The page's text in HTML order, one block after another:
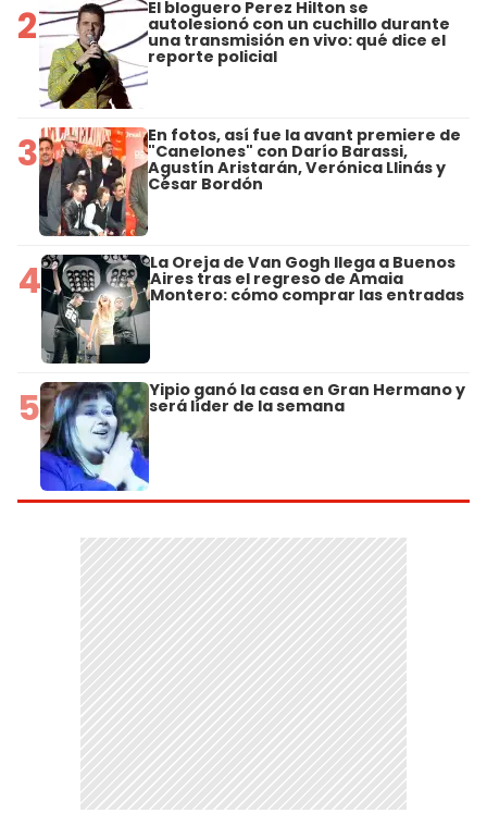
2 El bloguero Perez Hilton se
autolesionó con un cuchillo durante
una transmisión en vivo: qué dice el
reporte policial
3 En fotos, así fue la avant premiere de
"Canelones" con Darío Barassi,
Agustín Aristarán, Verónica Llinás y
César Bordón
4 La Oreja de Van Gogh llega a Buenos
Aires tras el regreso de Amaia
Montero: cómo comprar las entradas
5 Yipio ganó la casa en Gran Hermano y
será líder de la semana